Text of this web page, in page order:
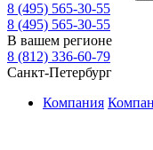
8 (495) 565-30-55
8 (495) 565-30-55
В вашем регионе
8 (812) 336-60-79
Санкт-Петербург
Компания